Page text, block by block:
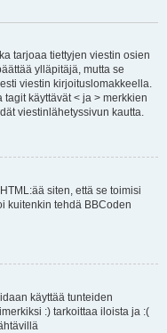
tarjoaa tiettyjen viestin osien
ylläpitäjä, mutta se
viestin kirjoituslomakkeella.
käyttävät < ja > merkkien
viestinlähetyssivun kautta.
siten, että se toimisi
kuitenkin tehdä BBCoden
käyttää tunteiden
:) tarkoittaa iloista ja :(